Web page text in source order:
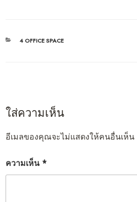
หมวด
4 OFFICE SPACE
ใส่ความเห็น
อีเมลของคุณจะไม่แสดงให้คนอื่นเห็น
ความเห็น *